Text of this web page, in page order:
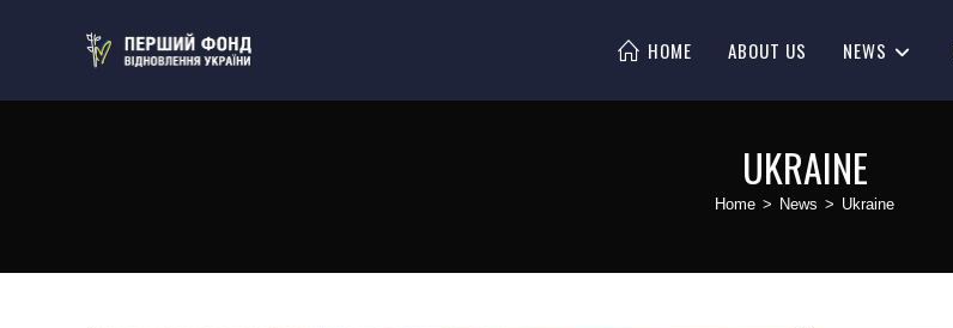
HOME ABOUT US NEWS
UKRAINE
Home > News > Ukraine